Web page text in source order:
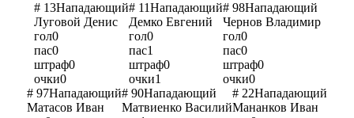
# 13Нападающий
Луговой Денис
гол0
пас0
штраф0
очки0
# 11Нападающий
Демко Евгений
гол0
пас1
штраф0
очки1
# 98Нападающий
Чернов Владимир
гол0
пас0
штраф0
очки0
# 97Нападающий
Матасов Иван
# 90Нападающий
Матвиенко Василий
# 22Нападающий
Мананков Иван